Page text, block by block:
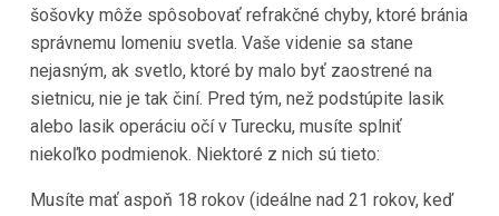
šošovky môže spôsobovať refrakčné chyby, ktoré bránia
správnemu lomeniu svetla. Vaše videnie sa stane
nejasným, ak svetlo, ktoré by malo byť zaostrené na
sietnicu, nie je tak činí. Pred tým, než podstúpite lasik
alebo lasik operáciu očí v Turecku, musíte splniť
niekoľko podmienok. Niektoré z nich sú tieto:
Musíte mať aspoň 18 rokov (ideálne nad 21 rokov, keď